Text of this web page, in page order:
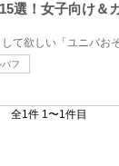
選！女子向け
フ
全1件 1〜1件目